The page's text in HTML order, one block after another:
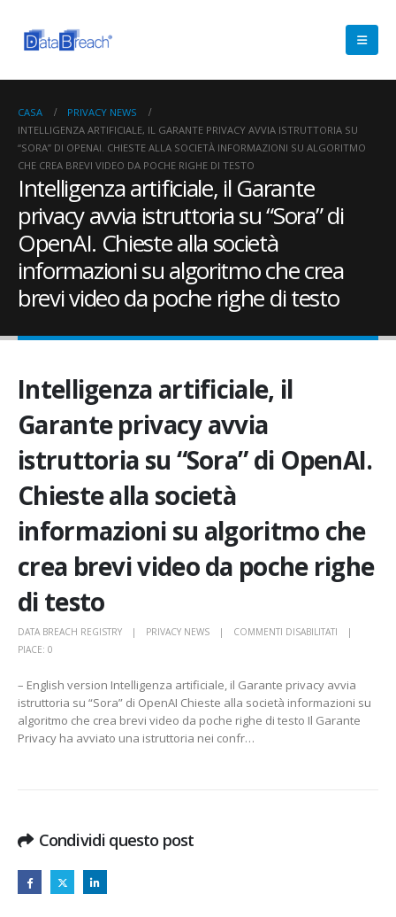
CASA
PRIVACY NEWS
INTELLIGENZA ARTIFICIALE, IL GARANTE PRIVACY AVVIA ISTRUTTORIA SU
“SORA” DI OPENAI. CHIESTE ALLA SOCIETÀ INFORMAZIONI SU ALGORITMO
CHE CREA BREVI VIDEO DA POCHE RIGHE DI TESTO
Intelligenza artificiale, il Garante
privacy avvia istruttoria su “Sora” di
OpenAI. Chieste alla società
informazioni su algoritmo che crea
brevi video da poche righe di testo
Intelligenza artificiale, il
Garante privacy avvia
istruttoria su “Sora” di OpenAI.
Chieste alla società
informazioni su algoritmo che
crea brevi video da poche righe
di testo
DATA BREACH REGISTRY PRIVACY NEWS COMMENTI DISABILITATI
IL
GARANTE
PRIVACY
PIACE: 0
– English version Intelligenza artificiale, il Garante privacy avvia
istruttoria su “Sora” di OpenAI Chieste alla società informazioni su
algoritmo che crea brevi video da poche righe di testo Il Garante
Privacy ha avviato una istruttoria nei confr…
Condividi questo post